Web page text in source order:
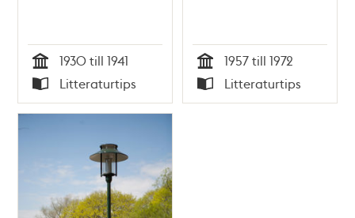
Tid
1930 till 1941
Typ
Litteraturtips Tid
1957 till 1972
Typ
Litteraturtips